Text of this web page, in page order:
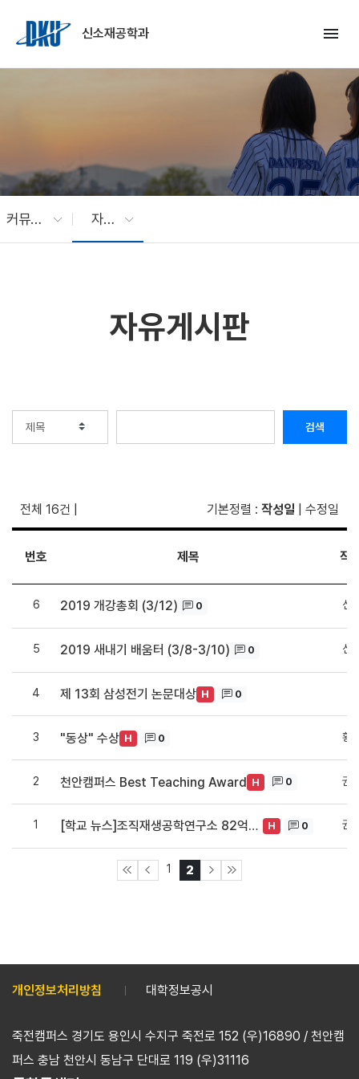
신소재공학과
menu
커뮤니티 자유게시판
자유게시판
검색
전체 16건 기본정렬 : 작성일 수정일
번호 제목 작
6 2019 개강총회 (3/12) 0 신
5 2019 새내기 배움터 (3/8-3/10) 0 신
4 제 13회 삼성전기 논문대상 H 0
3 "동상" 수상 H 0 황
2 천안캠퍼스 Best Teaching Award H 0 권
1 [학교 뉴스]조직재생공학연구소 82억원 투입...교과부 중점연구소 선... H 0 권
1 2
개인정보처리방침 대학정보공시
죽전캠퍼스 경기도 용인시 수지구 죽전로 152 (우)16890 / 천안캠
퍼스 충남 천안시 동남구 단대로 119 (우)31116